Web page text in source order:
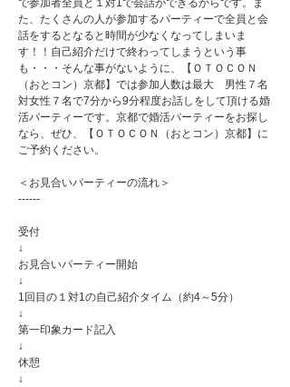
で参加者全員と１対1で会話ができるからです。ま
た、たくさんの人が参加するパーティーで全員と会
話をするとなると時間が少なくなってしまいま
す！！自己紹介だけで終わってしまうという事
も・・・そんな事がないように、【ＯＴＯＣＯＮ
（おとコン）京都】では参加人数は最大 男性７名
対女性７名で7分から9分程度お話しをして頂ける婚
活パーティーです。京都で婚活パーティーをお探し
なら、ぜひ、【ＯＴＯＣＯＮ（おとコン）京都】に
ご予約ください。
＜お見合いパーティーの流れ＞
------
受付
↓
お見合いパーティー開始
↓
1回目の１対1の自己紹介タイム（約4～5分）
↓
第一印象カード記入
↓
休憩
↓